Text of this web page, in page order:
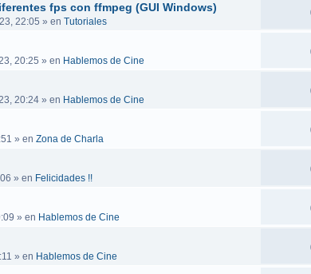
fps con ffmpeg (GUI Windows)
22:05 » en Tutoriales
20:25 » en Hablemos de Cine
20:24» en Hablemos de Cine
» en Zona de Charla
» en Felicidades !!
» en Hablemos de Cine
» en Hablemos de Cine